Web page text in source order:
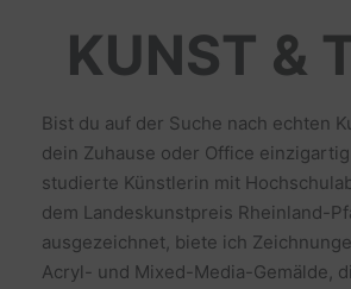
KUNST &
Bist du auf der Suche nach echten
dein Zuhause oder Office
studierte Künstlerin mit
dem Landeskunstpreis Rheinland-
ausgezeichnet, biete ich
Acryl- und Mixed-Media-Gemälde,